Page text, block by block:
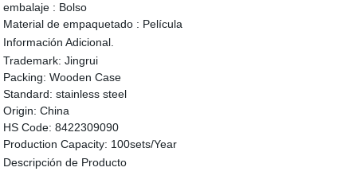
embalaje : Bolso
Material de empaquetado : Película
Información Adicional.
Trademark: Jingrui
Packing: Wooden Case
Standard: stainless steel
Origin: China
HS Code: 8422309090
Production Capacity: 100sets/Year
Descripción de Producto